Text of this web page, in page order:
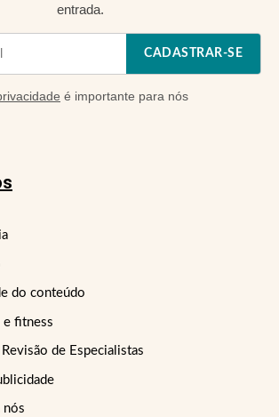
entrada.
CADASTRAR-SE
é importante para nós
do conteúdo
e fitness
de Especialistas
nós